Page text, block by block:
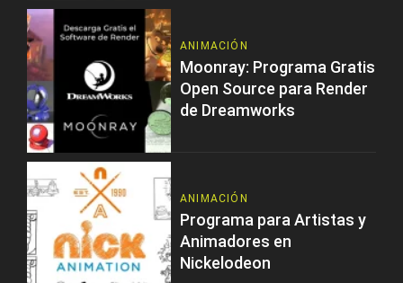
ANIMACIÓN
Moonray: Programa Gratis
Open Source para Render
de Dreamworks
ANIMACIÓN
Programa para Artistas y
Animadores en
Nickelodeon